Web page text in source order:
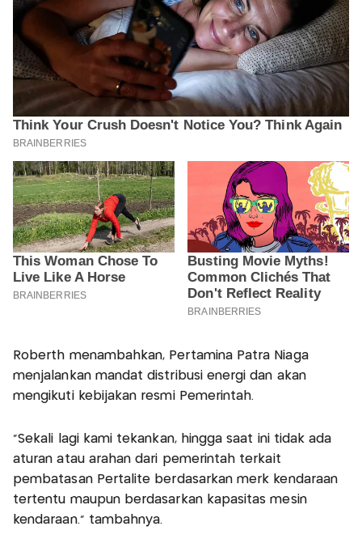
Roberth menambahkan, Pertamina Patra Niaga
menjalankan mandat distribusi energi dan akan
mengikuti kebijakan resmi Pemerintah.
"Sekali lagi kami tekankan, hingga saat ini tidak ada
aturan atau arahan dari pemerintah terkait
pembatasan Pertalite berdasarkan merk kendaraan
tertentu maupun berdasarkan kapasitas mesin
kendaraan.” tambahnya.